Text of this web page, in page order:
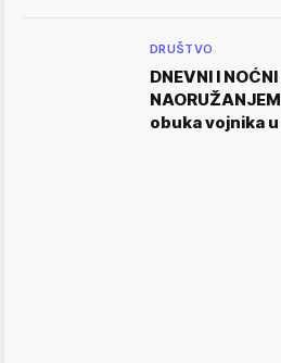
DRUŠTVO
DNEVNI I
obuka vojnika u